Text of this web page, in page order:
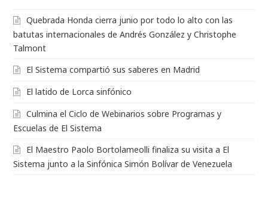
Quebrada Honda cierra junio por todo lo alto con las
batutas internacionales de Andrés González y Christophe
Talmont
El Sistema compartió sus saberes en Madrid
El latido de Lorca sinfónico
Culmina el Ciclo de Webinarios sobre Programas y
Escuelas de El Sistema
El Maestro Paolo Bortolameolli finaliza su visita a El
Sistema junto a la Sinfónica Simón Bolívar de Venezuela